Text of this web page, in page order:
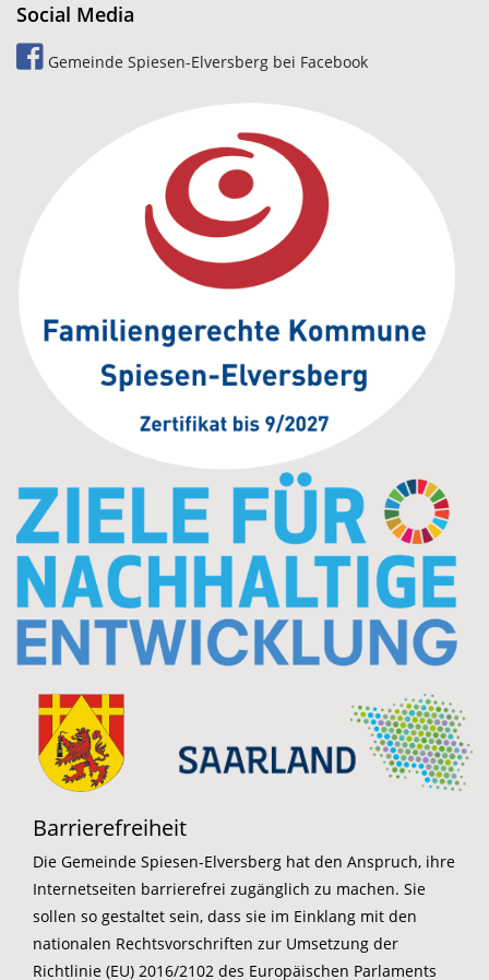
Social Media
Gemeinde Spiesen-Elversberg bei Facebook
Barrierefreiheit
Die Gemeinde Spiesen-Elversberg hat den Anspruch, ihre
Internetseiten barrierefrei zugänglich zu machen. Sie
sollen so gestaltet sein, dass sie im Einklang mit den
nationalen Rechtsvorschriften zur Umsetzung der
Richtlinie (EU) 2016/2102 des Europäischen Parlaments